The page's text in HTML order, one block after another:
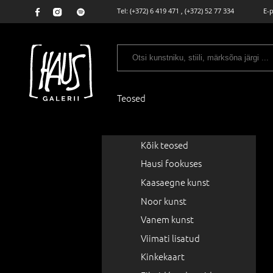
Tel: (+372) 6 419 471 , (+372) 52 77 334 E-
Teosed
Kõik teosed
Hausi fookuses
Kaasaegne kunst
Noor kunst
Vanem kunst
Viimati lisatud
Kinkekaart